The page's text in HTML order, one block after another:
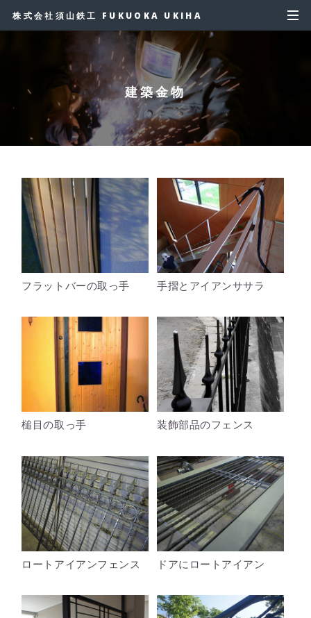
株式会社須山鉄工 FUKUOKA UKIHA
建築金物
フラットバーの取っ手 手摺とアイアンササラ
槌目の取っ手 装飾部品のフェンス
ロートアイアンフェンス ドアにロートアイアン